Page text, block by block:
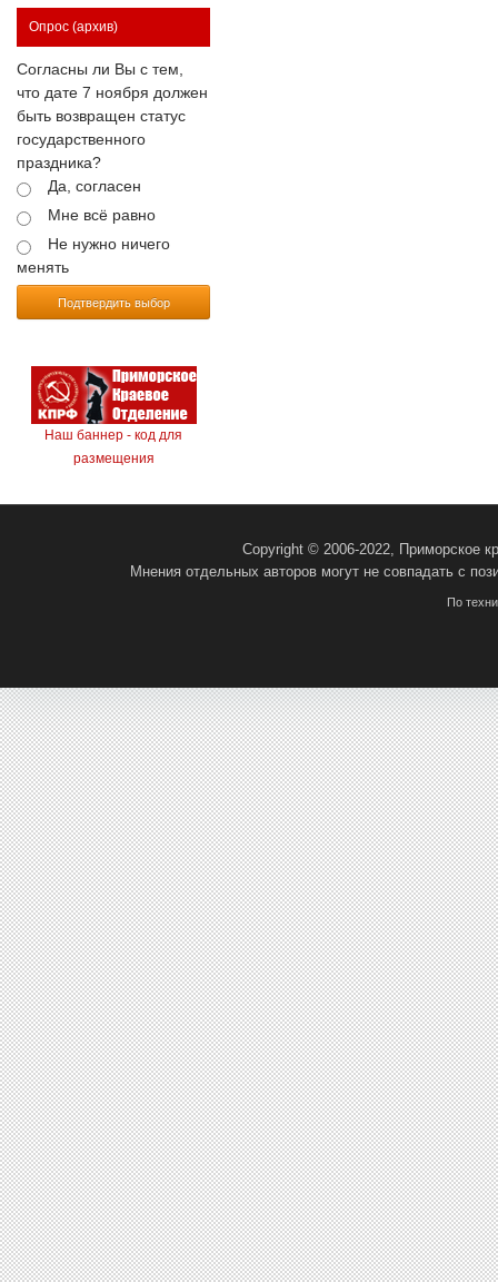
Опрос (архив)
Согласны ли Вы с тем,
что дате 7 ноября должен
быть возвращен статус
государственного
праздника?
Да, согласен
Мне всё равно
Не нужно ничего
менять
Подтвердить выбор
Наш баннер - код для
размещения
Copyright © 2006-2022, Приморское
Мнения отдельных авторов могут не совпадать с
По